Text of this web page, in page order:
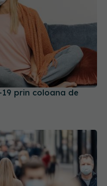
19 prin coloana de